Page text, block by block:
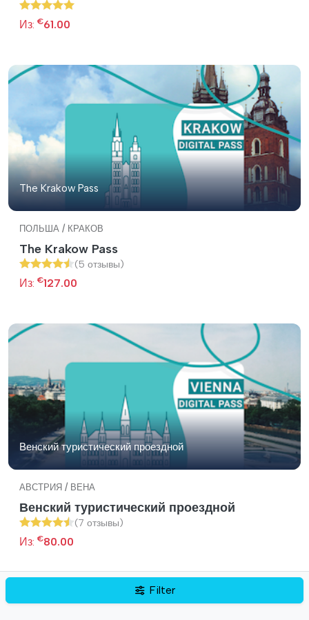
Из: €61.00
The Krakow Pass
ПОЛЬША / КРАКОВ
The Krakow Pass
(5 отзывы)
Из: €127.00
Венский туристический проездной
АВСТРИЯ / ВЕНА
Венский туристический проездной
(7 отзывы)
Из: €80.00
Filter